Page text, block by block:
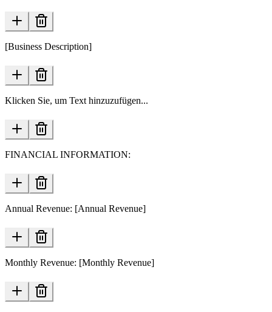
[Business Description]
Klicken Sie, um Text hinzuzufügen...
FINANCIAL INFORMATION:
Annual Revenue: [Annual Revenue]
Monthly Revenue: [Monthly Revenue]